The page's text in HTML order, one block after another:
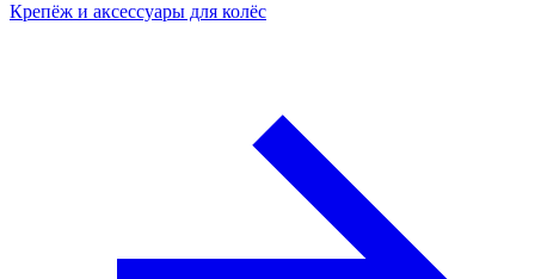
Крепёж и аксессуары для колёс